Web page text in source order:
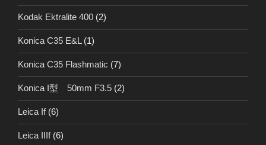
Kodak Ektralite 400 (2)
Konica C35 E&L (1)
Konica C35 Flashmatic (7)
Konica I型 50mm F3.5 (2)
Leica If(6)
Leica IIIf(6)